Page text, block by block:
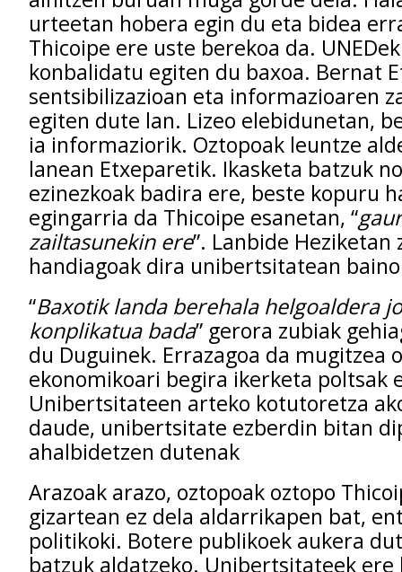
urteetan hobera egin du eta bidea
Thicoipe ere uste berekoa da.
konbalidatu egiten du baxoa. Bernat
sentsibilizazioan eta informazioaren
egiten dute lan. Lizeo elebidunetan,
ia informaziorik. Oztopoak leuntze
lanean Etxeparetik. Ikasketa batzuk
ezinezkoak badira ere, beste kopuru
egingarria da Thicoipe esanetan, “
zailtasunekin ere”. Lanbide Heziketan
handiagoak dira unibertsitatean
“Baxotik landa berehala helgoaldera
konplikatua bada” gerora zubiak
du Duguinek. Errazagoa da mugitzea
ekonomikoari begira ikerketa poltsak
Unibertsitateen arteko kotutoretza
daude, unibertsitate ezberdin bitan
ahalbidetzen dutenak
Arazoak arazo, oztopoak oztopo
gizartean ez dela aldarrikapen bat,
politikoki. Botere publikoek aukera
batzuk aldatzeko. Unibertsitateek